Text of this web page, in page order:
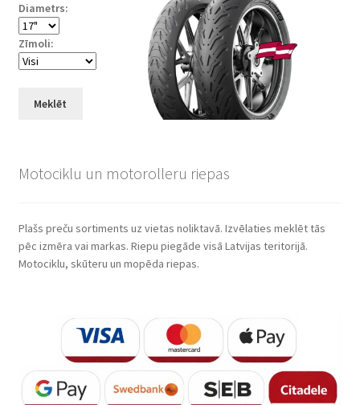
Diametrs:
Zīmoli:
Meklēt
Motociklu un motorolleru riepas
Plašs preču sortiments uz vietas noliktavā. Izvēlaties meklēt tās
pēc izmēra vai markas. Riepu piegāde visā Latvijas teritorijā.
Motociklu, skūteru un mopēda riepas.